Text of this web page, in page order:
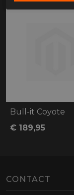
Bull-it Coyote
€ 189,95
CONTACT